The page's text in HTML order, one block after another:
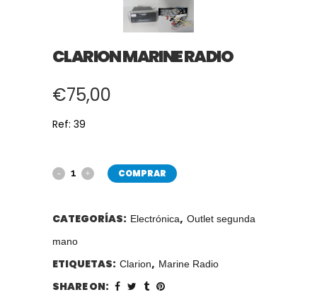
CLARION MARINE RADIO
€75,00
Ref: 39
COMPRAR
CATEGORÍAS: Electrónica, Outlet segunda
mano
ETIQUETAS: Clarion, Marine Radio
SHARE ON: